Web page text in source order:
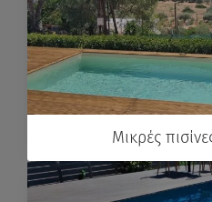
Μικρές